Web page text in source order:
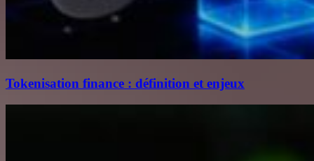
Tokenisation finance : définition et enjeux